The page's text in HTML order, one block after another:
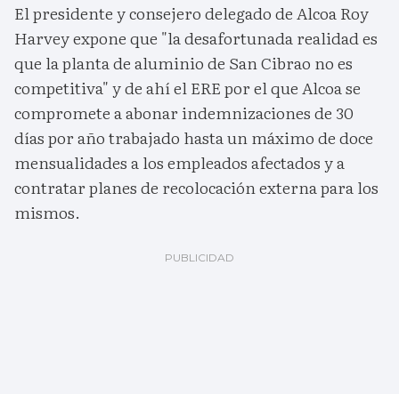
El presidente y consejero delegado de Alcoa Roy
Harvey expone que "la desafortunada realidad es
que la planta de aluminio de San Cibrao no es
competitiva" y de ahí el ERE por el que Alcoa se
compromete a abonar indemnizaciones de 30
días por año trabajado hasta un máximo de doce
mensualidades a los empleados afectados y a
contratar planes de recolocación externa para los
mismos.